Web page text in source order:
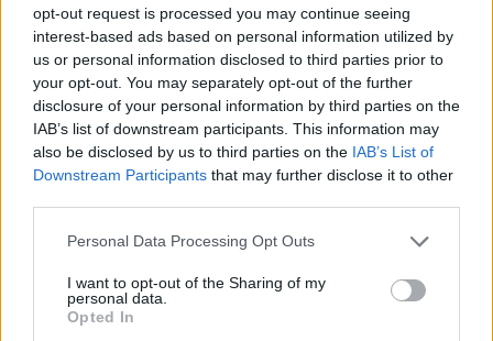
opt-out request is processed you may continue seeing
interest-based ads based on personal information utilized by
us or personal information disclosed to third parties prior to
your opt-out. You may separately opt-out of the further
disclosure of your personal information by third parties on the
IAB’s list of downstream participants. This information may
also be disclosed by us to third parties on the IAB’s List of
Downstream Participants that may further disclose it to other
Please note that this website/app uses one or more Google
not limited to your visit or usage behaviour. You may click to
grant or deny consent to Google and its third-party tags to
use your data for below specified purposes in below Google
Personal Data Processing Opt Outs
I want to opt-out of the Sharing of my
personal data.
Opted In
Προηγούμενη
Γενική Δημοπρασιών
Επόμενη
Δημοπρασιών